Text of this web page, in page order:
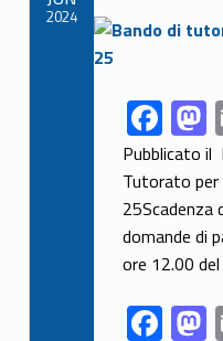
k
Link identifier archive #link-archive-thumb-soap-53284
Link identifier share facebook archive #share-link-archive-60089F
ac
e
b
o
o
k
Pubblicato il
Tutorato per
25Scadenza
domande di
ore 12.00
F
2024